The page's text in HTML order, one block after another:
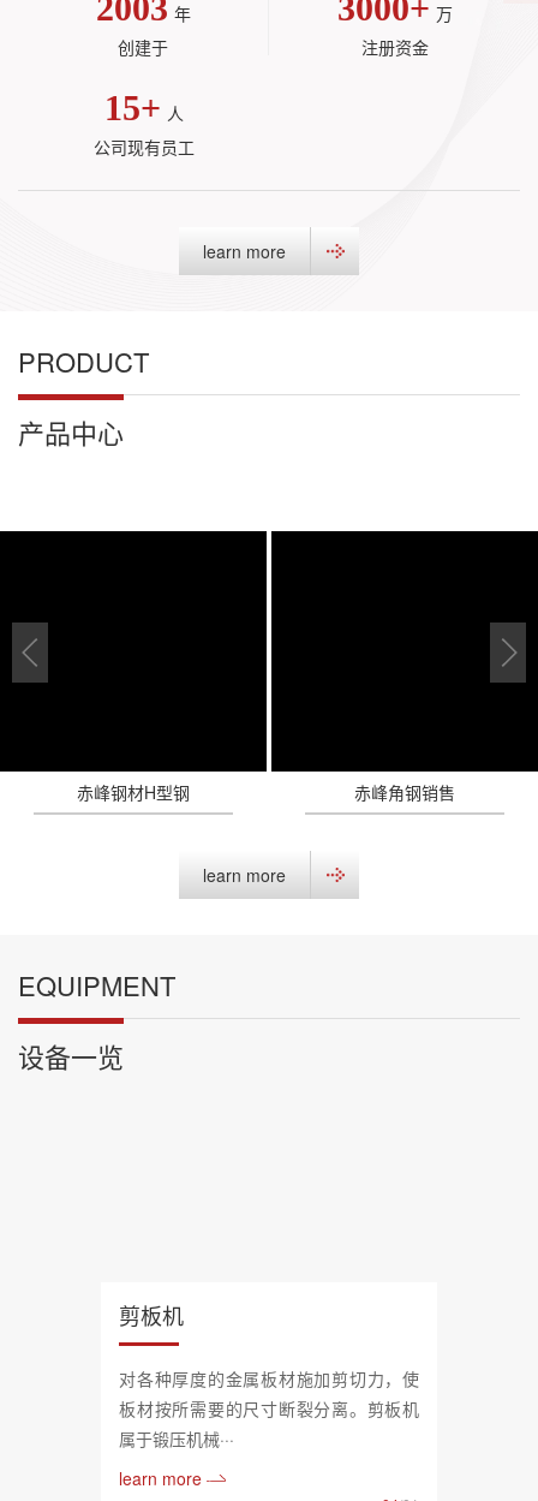
年
创建于
万
注册资金
15+ 人
公司现有员工
learn more
PRODUCT
产品中心
赤峰钢材H型钢 赤峰角钢销售
learn more
EQUIPMENT
设备一览
剪板机
对各种厚度的金属板材施加剪切力，使
板材按所需要的尺寸断裂分离。剪板机
属于锻压机械···
learn more